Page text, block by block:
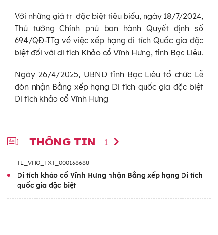
Với những giá trị đặc biệt tiêu biểu, ngày 18/7/2024,
Thủ tướng Chính phủ ban hành Quyết định số
694/QĐ-TTg về việc xếp hạng di tích Quốc gia đặc
biệt đối với di tích Khảo cổ Vĩnh Hưng, tỉnh Bạc Liêu.
Ngày 26/4/2025, UBND tỉnh Bạc Liêu tổ chức Lễ
đón nhận Bằng xếp hạng Di tích quốc gia đặc biệt
Di tích khảo cổ Vĩnh Hưng.
THÔNG TIN 1
TL_VHO_TXT_000168688
Di tích khảo cổ Vĩnh Hưng nhận Bằng xếp hạng Di tích
quốc gia đặc biệt